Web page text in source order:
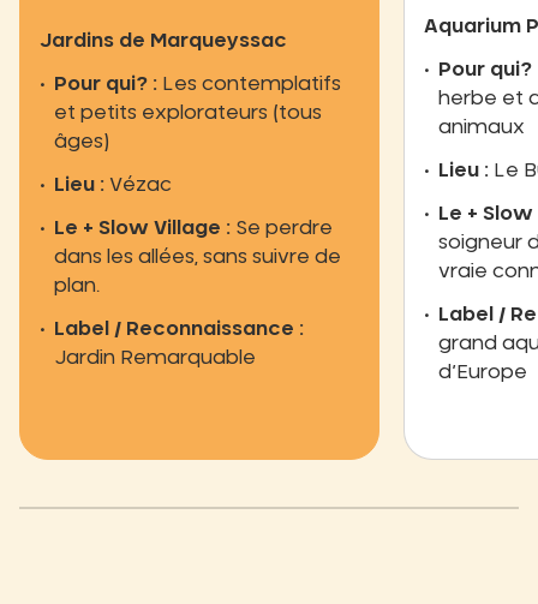
Jardins de Marqueyssac
Pour qui? : Les contemplatifs
et petits explorateurs (tous
âges)
Lieu : Vézac
Le + Slow Village : Se perdre
dans les allées, sans suivre de
plan.
Label / Reconnaissance :
Jardin Remarquable
Aquarium
Pour qui?
herbe et
animaux
Lieu : Le
Le +
soigneur
vraie
Label /
grand
d’Europe